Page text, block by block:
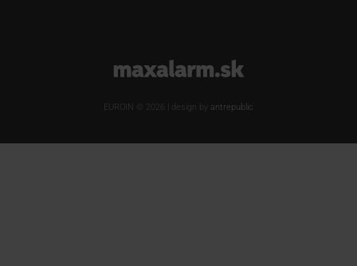
www.maxalarm.sk
EUROIN © 2026 | design by antrepublic